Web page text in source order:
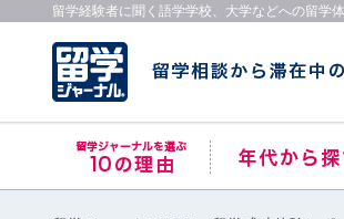
留学経験者に聞く語学学校、大学などへの留学